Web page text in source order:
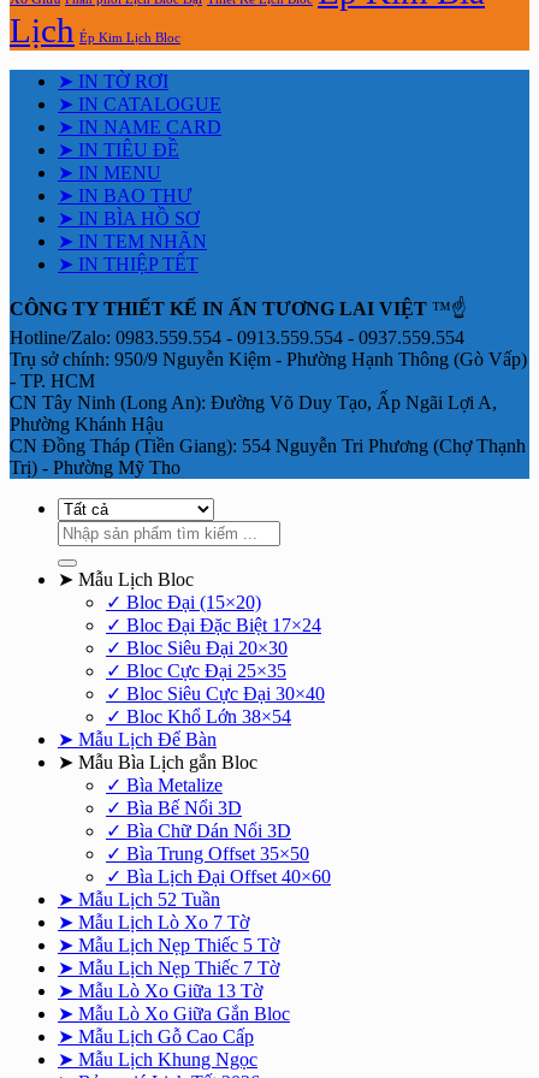
Lịch Ép Kim Lịch Bloc
➤ IN TỜ RƠI
➤ IN CATALOGUE
➤ IN NAME CARD
➤ IN TIÊU ĐỀ
➤ IN MENU
➤ IN BAO THƯ
➤ IN BÌA HỒ SƠ
➤ IN TEM NHÃN
➤ IN THIỆP TẾT
CÔNG TY THIẾT KẾ IN ẤN TƯƠNG LAI VIỆT ™☝️
Hotline/Zalo: 0983.559.554 - 0913.559.554 - 0937.559.554
Trụ sở chính: 950/9 Nguyễn Kiệm - Phường Hạnh Thông (Gò Vấp)
- TP. HCM
CN Tây Ninh (Long An): Đường Võ Duy Tạo, Ấp Ngãi Lợi A,
Phường Khánh Hậu
CN Đồng Tháp (Tiền Giang): 554 Nguyễn Tri Phương (Chợ Thạnh
Trị) - Phường Mỹ Tho
Tìm
kiếm:
➤ Mẫu Lịch Bloc
✓ Bloc Đại (15×20)
✓ Bloc Đại Đặc Biệt 17×24
✓ Bloc Siêu Đại 20×30
✓ Bloc Cực Đại 25×35
✓ Bloc Siêu Cực Đại 30×40
✓ Bloc Khổ Lớn 38×54
➤ Mẫu Lịch Để Bàn
➤ Mẫu Bìa Lịch gắn Bloc
✓ Bìa Metalize
✓ Bìa Bế Nổi 3D
✓ Bìa Chữ Dán Nổi 3D
✓ Bìa Trung Offset 35×50
✓ Bìa Lịch Đại Offset 40×60
➤ Mẫu Lịch 52 Tuần
➤ Mẫu Lịch Lò Xo 7 Tờ
➤ Mẫu Lịch Nẹp Thiếc 5 Tờ
➤ Mẫu Lịch Nẹp Thiếc 7 Tờ
➤ Mẫu Lò Xo Giữa 13 Tờ
➤ Mẫu Lò Xo Giữa Gắn Bloc
➤ Mẫu Lịch Gỗ Cao Cấp
➤ Mẫu Lịch Khung Ngọc